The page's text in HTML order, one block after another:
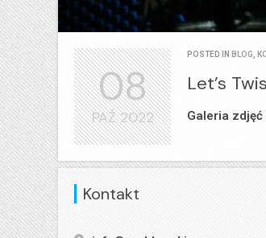
POSTED IN BLOG
Let’s
Galeria
08
PAŹ2022
Kontakt